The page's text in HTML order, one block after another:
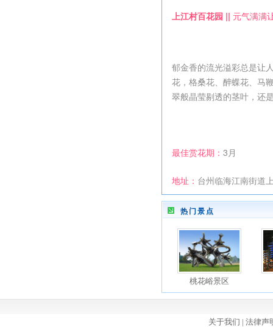
上江村百花园 || 元气满满
郁金香的流光溢彩总是让
花，格桑花、醉蝶花、马
翠般晶莹剔透的茎叶，还
最佳赏花期： 3月
地址： 台州临海江南街道
热门景点
桃花峪景区
关于我们 | 法律声